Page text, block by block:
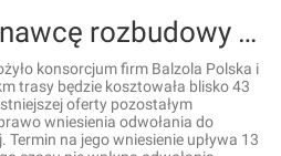
Wybrano wykonawcę rozbudowy DK57 Szczytno - Szymany, głównej drogi do Portu Lotniczego Olsztyn-Mazury w Szymanach
konsorcjum firm Balzola Polska i
trasy będzie kosztowała blisko 43
oferty pozostałym
wniesienia odwołania do
Termin na jego wniesienie upływa 13